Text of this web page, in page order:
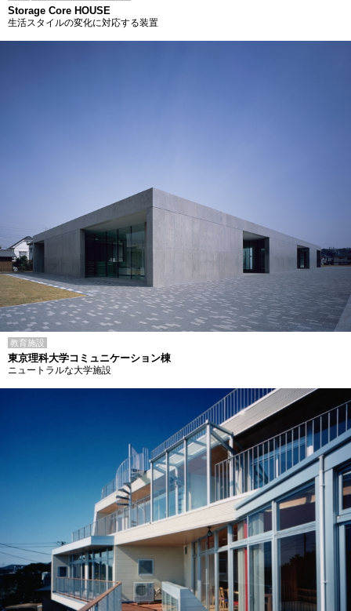
Storage Core HOUSE
生活スタイルの変化に対応する装置
教育施設
東京理科大学コミュニケーション棟
ニュートラルな大学施設